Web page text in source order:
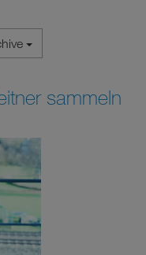
sammeln